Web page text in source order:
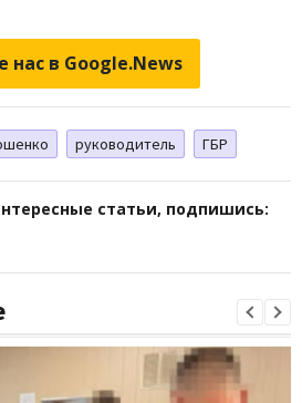
нас в Google.News
руководитель ГБР
статьи, подпишись: